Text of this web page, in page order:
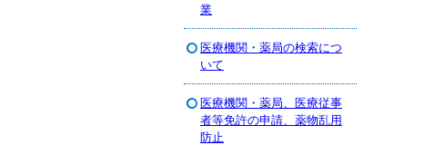
業
医療機関・薬局の検索につ
いて
医療機関・薬局、医療従事
者等免許の申請、薬物乱用
防止